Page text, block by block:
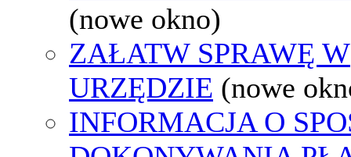
(nowe okno)
ZAŁATW SPRAWĘ W
URZĘDZIE (nowe
INFORMACJA O